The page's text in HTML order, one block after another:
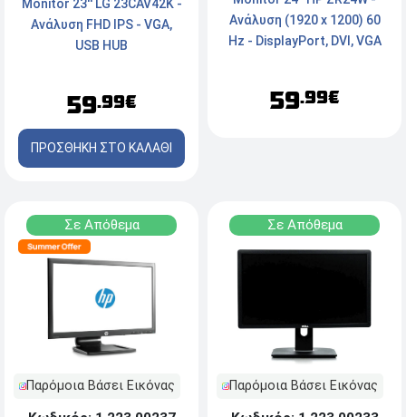
Monitor 23'' LG 23CAV42K -
Ανάλυση FHD IPS - VGA,
USB HUB
59.99€
ΠΡΟΣΘΗΚΗ ΣΤΟ ΚΑΛΑΘΙ
Ανάλυση (1920 x 1200) 60
Hz - DisplayPort, DVI, VGA
59.99€
Σε Απόθεμα
Παρόμοια Βάσει Εικόνας
Σε Απόθεμα
Παρόμοια Βάσει Εικόνας